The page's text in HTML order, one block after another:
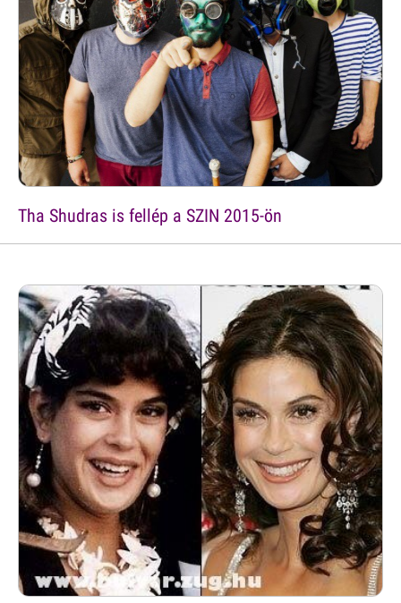
Tha Shudras is fellép a SZIN 2015-ön